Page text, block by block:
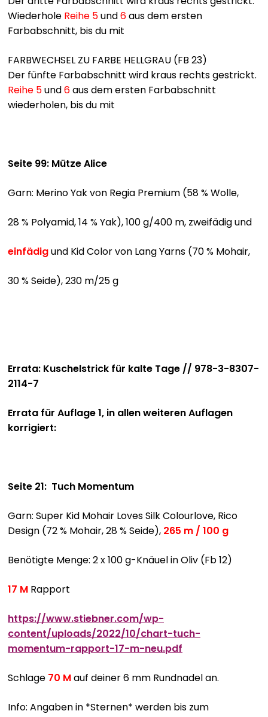
Wiederhole Reihe 5und6aus dem ersten
Farbabschnitt, bis du mit
FARBWECHSEL ZU FARBE HELLGRAU (FB 23)
Der fünfte Farbabschnitt wird kraus rechts gestrickt.
Reihe 5und6aus dem ersten Farbabschnitt
wiederholen, bis du mit
Seite 99: Mütze Alice
Garn: Merino Yak von Regia Premium (58 % Wolle,
28 % Polyamid, 14 % Yak), 100 g/400 m, zweifädig und
einfädigund Kid Color von Lang Yarns (70 % Mohair,
30 % Seide), 230 m/25 g
Errata: Kuschelstrick für kalte Tage // 978-3-8307-
2114-7
Errata für Auflage 1, in allen weiteren Auflagen
korrigiert:
Seite 21: Tuch Momentum
Garn: Super Kid Mohair Loves Silk Colourlove, Rico
Design (72 % Mohair, 28 % Seide), 265 m / 100 g
Benötigte Menge: 2 x 100 g-Knäuel in Oliv (Fb 12)
17 M Rapport
https://www.stiebner.com/wp-
content/uploads/2022/10/chart-tuch-
momentum-rapport-17-m-neu.pdf
Schlage 70 Mauf deiner 6 mm Rundnadel an.
Info: Angaben in *Sternen* werden bis zum